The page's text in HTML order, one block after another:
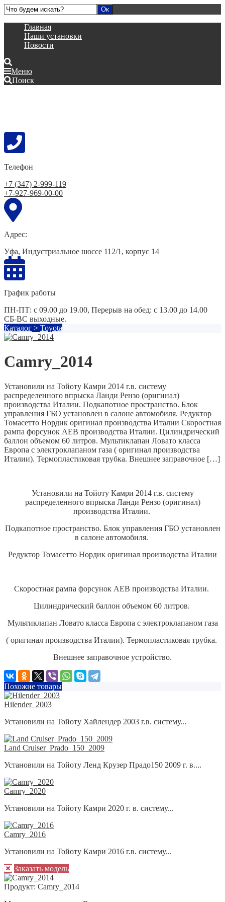
Главная
Наши установки
Новости
Меню
Поиск
Телефон
+7 (347) 2-999-119
+7-927-969-00-00
Адрес:
Уфа, Индустриальное шоссе 112/1, корпус 14
График работы
ПН-ПТ: с 09.00 до 19.00, Перерыв на обед: с 13.00 до 14.00
СБ-ВС выходные.
Каталог > Toyota
Camry_2014
Установили на Тойоту Камри 2014 г.в. систему
распределенного впрыска Ланди Рензо (оригинал)
производства Италии. Подкапотное пространство. Блок
управления ГБО установлен в салоне автомобиля. Редуктор
Томасетто Нордик оригинал производства Италии Скоростная
рампа форсунок AEB производства Италии. Цилиндрический
баллон объемом 60 литров. Мультиклапан Ловато класса
Европа с электроклапаном газа ( оригинал производства
Италии). Термопластиковая трубка. Внешнее заправочное […]
Установили на Тойоту Камри 2014 г.в. систему
распределенного впрыска Ланди Рензо (оригинал)
производства Италии.
Подкапотное пространство. Блок управления ГБО установлен
в салоне автомобиля.
Редуктор Томасетто Нордик оригинал производства Италии
Скоростная рампа форсунок AEB производства Италии.
Цилиндрический баллон объемом 60 литров.
Мультиклапан Ловато класса Европа с электроклапаном газа
( оригинал производства Италии). Термопластиковая трубка.
Внешнее заправочное устройство.
Похожие товары
Hilender_2003
Установили на Тойоту Хайлендер 2003 г.в. систему...
Land Cruiser_Prado_150_2009
Установили на Тойоту Ленд Крузер Прадо150 2009 г. в....
Camry_2020
Установили на Тойоту Камри 2020 г. в. систему...
Camry_2016
Установили на Тойоту Камри 2016 г.в. систему...
Заказать модель
Продукт: Camry_2014